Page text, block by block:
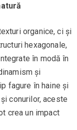
organice, ci și
hexagonale,
în modă în
și
fagure în haine și
conurilor, aceste
crea un impact